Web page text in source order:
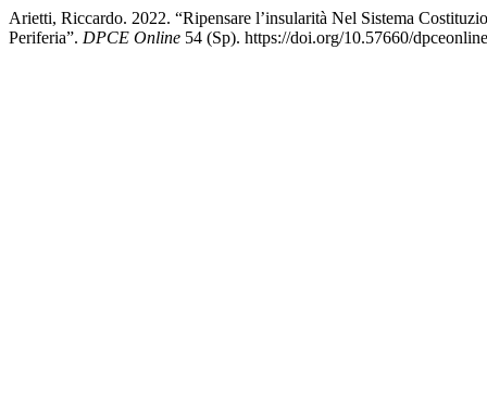
Arietti, Riccardo. 2022. “Ripensare l’insularità Nel Sistema
Periferia”. DPCE Online 54 (Sp). https://doi.org/10.57660/